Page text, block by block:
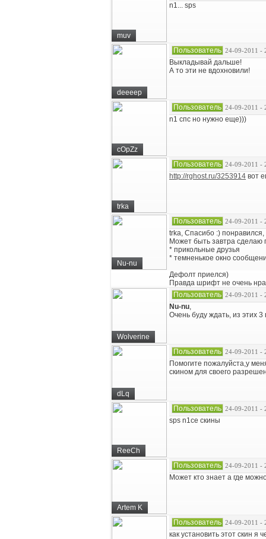
muv
n1... sps
deeeep
Пользователь 24-09-2011 -
Выкладывай дальше!
А то эти не вдохновили!
cOpZz
Пользователь 24-09-2011 -
n1 спс но нужно еще)))
trka
Пользователь 24-09-2011 -
http://rghost.ru/3253914 вот
Nu-nu
Пользователь 24-09-2011 -
trka, Спасибо :) понравился,
Может быть завтра сделаю
* прикольные друзья
* темненькое окно
Дефолт приелся)
Правда шрифт не очень
Wolverine
Пользователь 24-09-2011 -
Nu-nu,
Очень буду ждать, из этих
dLq
Пользователь 24-09-2011 -
Помогите пожалуйста,у
скином для своего
ReeCh
Пользователь 24-09-2011 -
sps n1ce скины
Artem K
Пользователь 24-09-2011 -
Может кто знает а где
Пользователь 24-09-2011 -
как установить этот скин я